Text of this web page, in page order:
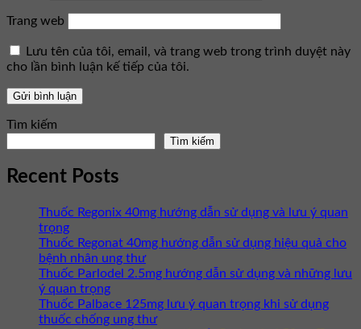
Trang web
Lưu tên của tôi, email, và trang web trong trình duyệt này
cho lần bình luận kế tiếp của tôi.
Tìm kiếm
Tìm kiếm
Recent Posts
Thuốc Regonix 40mg hướng dẫn sử dụng và lưu ý quan
trọng
Thuốc Regonat 40mg hướng dẫn sử dụng hiệu quả cho
bệnh nhân ung thư
Thuốc Parlodel 2.5mg hướng dẫn sử dụng và những lưu
ý quan trọng
Thuốc Palbace 125mg lưu ý quan trọng khi sử dụng
thuốc chống ung thư